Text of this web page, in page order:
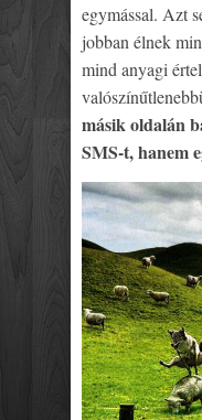
egymással. Azt
jobban élnek
mind anyagi
másik oldalán
SMS-t, hanem